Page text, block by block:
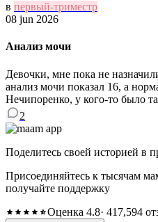
в первый-триместр
08 jun 2026
Анализ мочи
Девочки, мне пока не
анализ мочи показал 16, а
Нечипоренко, у кого-то было
2
Поделитесь своей историей в
Присоединяйтесь к тысячам
получайте поддержку
Оценка 4.8· 417,594